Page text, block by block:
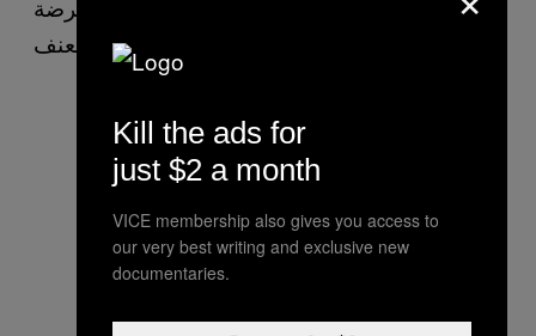
Kill the ads for
just $2 a month
VICE membership also gives you access to
our very best writing and exclusive new
documentaries.